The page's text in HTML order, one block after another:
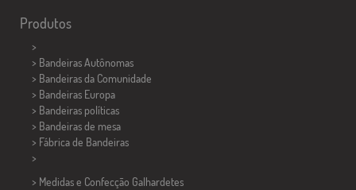
Produtos
>
> Bandeiras Autônomas
> Bandeiras da Comunidade
> Bandeiras Europa
> Bandeiras políticas
> Bandeiras de mesa
> Fábrica de Bandeiras
>
> Medidas e Confecção Galhardetes